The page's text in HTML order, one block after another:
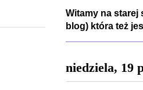
Witamy na starej
blog) która też
niedziela, 19